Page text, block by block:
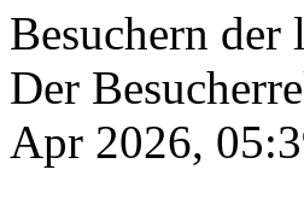
Besuchern
Der
Apr 2026,